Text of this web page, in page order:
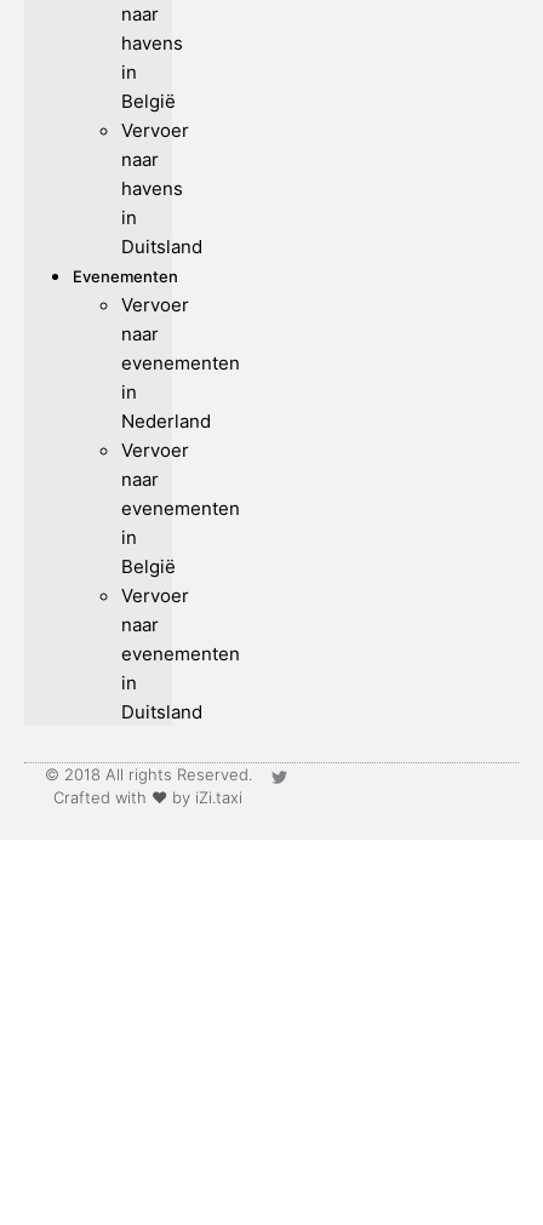
naar
havens
in
België
Vervoer
naar
havens
in
Duitsland
Evenementen
Vervoer
naar
evenementen
in
Nederland
Vervoer
naar
evenementen
in
België
Vervoer
naar
evenementen
in
Duitsland
© 2018 All rights Reserved.
Crafted with ♥ by iZi.taxi